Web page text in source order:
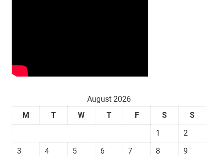
August 2026
M
T W T F S
S
1
2
3
4 5 6 7 8
9